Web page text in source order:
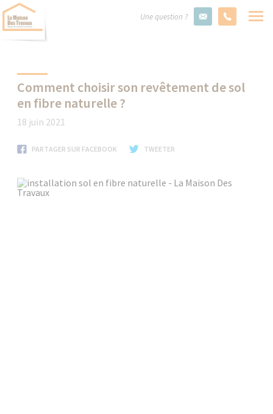
Une question ?
Comment choisir son revêtement de sol
en fibre naturelle ?
18 juin 2021
PARTAGER SUR FACEBOOK TWEETER